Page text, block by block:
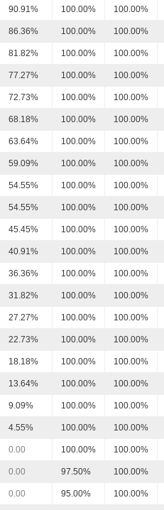
90.91% 100.00% 100.00%
86.36% 100.00% 100.00%
81.82% 100.00% 100.00%
77.27% 100.00% 100.00%
72.73% 100.00% 100.00%
68.18% 100.00% 100.00%
63.64% 100.00% 100.00%
59.09% 100.00% 100.00%
54.55% 100.00% 100.00%
54.55% 100.00% 100.00%
45.45% 100.00% 100.00%
40.91% 100.00% 100.00%
36.36% 100.00% 100.00%
31.82% 100.00% 100.00%
27.27% 100.00% 100.00%
22.73% 100.00% 100.00%
18.18% 100.00% 100.00%
13.64% 100.00% 100.00%
9.09% 100.00% 100.00%
4.55% 100.00% 100.00%
0.00 100.00% 100.00%
0.00 97.50% 100.00%
0.00 95.00% 100.00%